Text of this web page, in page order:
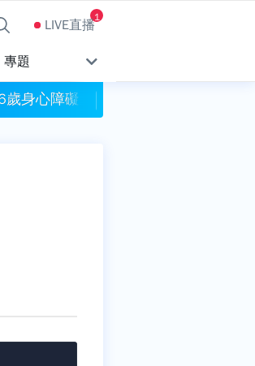
LIVE直播1
專題
身心障礙弟 腳踹、拖路邊潑水